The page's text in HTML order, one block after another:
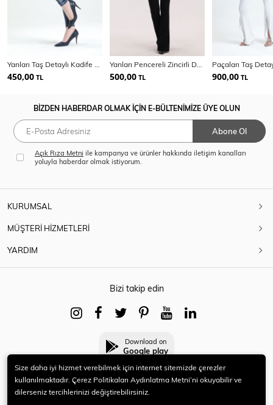
Yanları Taş Detaylı Kadife Tayt | Tyt33266
450,00 TL
Yanları Pencereli Zincirli Detaylı Scuba Krep Pantolon | Pnt33875
500,00 TL 900,00 TL
BİZDEN HABERDAR OLMAK İÇİN E-BÜLTENİMİZE ÜYE OLUN
Abone Ol
Açık Rıza Metni ile kampanya ve ürünler hakkında iletişim kanalları
yoluyla haberdar olmak istiyorum.
KURUMSAL
MÜŞTERİ HİZMETLERİ
YARDIM
Bizi takip edin
Download on
Google play
Size daha iyi hizmet verebilmek için internet sitemizde çerezler
kullanılmaktadır. Çerez Politikaları Aydınlatma Metni’ni okuyabilir ve
dilerseniz tercihlerinizi değiştirebilirsiniz.